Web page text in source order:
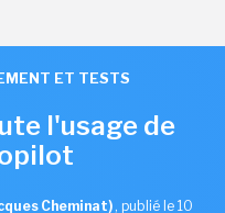
ET TESTS
l'usage de
Cheminat) , publié le 10